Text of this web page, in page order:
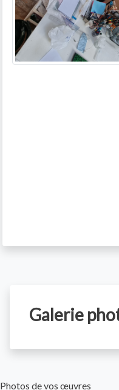
Galerie
Photos de vos œuvres